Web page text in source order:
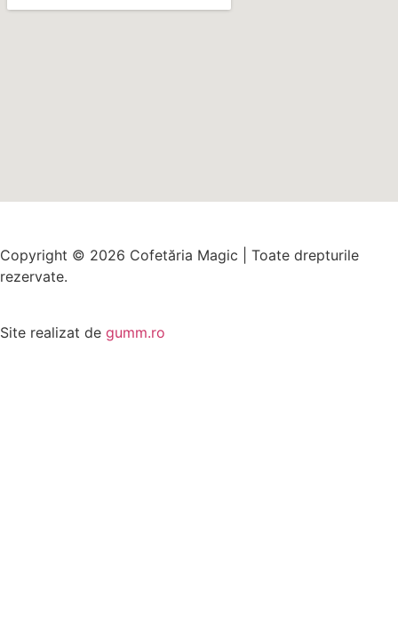
Copyright © 2026 Cofetăria Magic | Toate drepturile
rezervate.
Site realizat de gumm.ro